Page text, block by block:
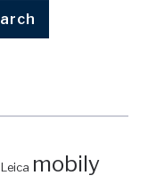
Leica mobily